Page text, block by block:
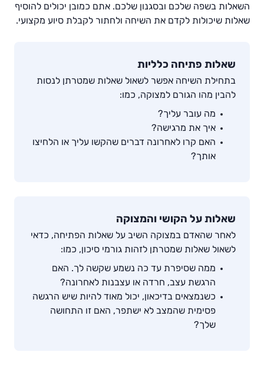
השאלות בשפה שלכם ובסגנון שלכם. אתם כמובן יכולים להוסיף
שאלות שיכולות לקדם את השיחה ולחתור לקבלת סיוע מקצועי.
שאלות פתיחה כלליות
בתחילת השיחה אפשר לשאול שאלות שמטרתן לנסות
להבין מהו הגורם למצוקה, כמו:
מה עובר עליך?
איך את מרגישה?
האם קרו לאחרונה דברים שהקשו עליך או הלחיצו
אותך?
שאלות על הקושי והמצוקה
לאחר שהאדם במצוקה השיב על שאלות הפתיחה, כדאי
לשאול שאלות שמטרתן לזהות גורמי סיכון, כמו:
ממה שסיפרת עד כה נשמע שקשה לך. האם
הרגשת עצב, חרדה או עצבנות לאחרונה?
כשנמצאים בדיכאון, יכול מאוד להיות שיש הרגשה
פסימית שהמצב לא ישתפר, האם זו התחושה
שלך?